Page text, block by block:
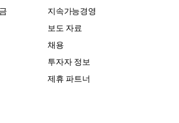
지속가능경영
보도 자료
채용
투자자 정보
제휴 파트너